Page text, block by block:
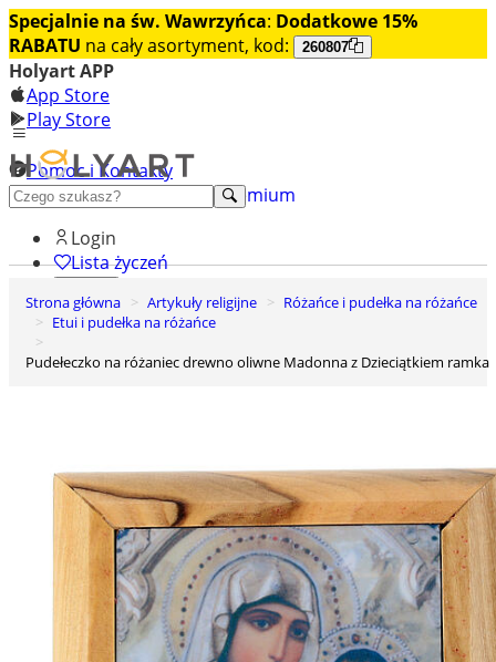
Specjalnie na św. Wawrzyńca: Dodatkowe 15%
RABATU na cały asortyment, kod: 260807
Holyart APP
App Store
Play Store
Pomoc i Kontakty
+48 222 922 860
Odkryj premium
Login
Lista życzeń
0
Koszyk
Strona główna Artykuły religijne
Różańce i pudełka na różańce
Etui i pudełka na różańce
Pudełeczko na różaniec drewno oliwne Madonna z Dzieciątkiem ramka